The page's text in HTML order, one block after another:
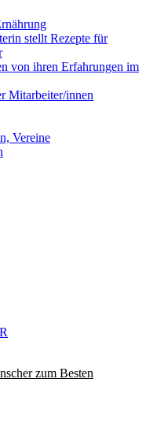
stellt Rezepte für
von ihren Erfahrungen im
Mitarbeiter/innen
Vereine
zum Besten